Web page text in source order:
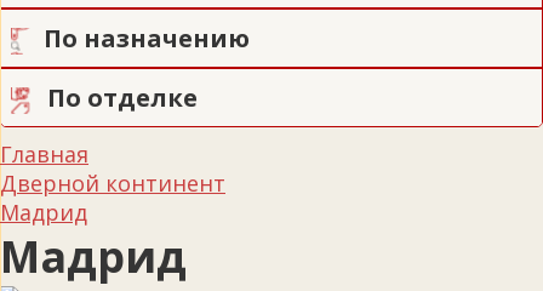
По назначению
По отделке
Главная
Дверной континент
Мадрид
Мадрид